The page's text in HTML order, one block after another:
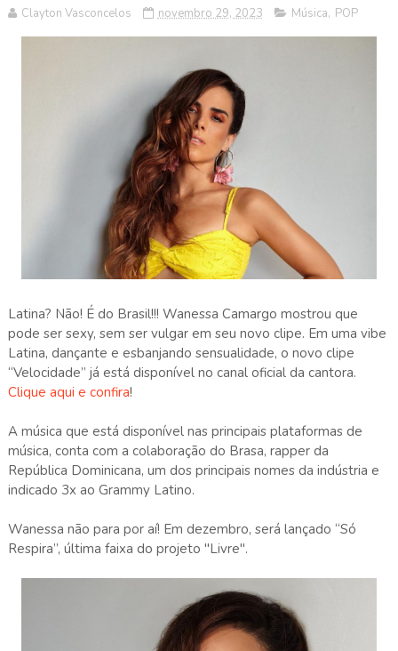
Clayton Vasconcelos novembro 29, 2023 Música, POP
Latina? Não! É do Brasil!!! Wanessa Camargo mostrou que
pode ser sexy, sem ser vulgar em seu novo clipe. Em uma vibe
Latina, dançante e esbanjando sensualidade, o novo clipe
“Velocidade” já está disponível no canal oficial da cantora.
Clique aqui e confira!
A música que está disponível nas principais plataformas de
música, conta com a colaboração do Brasa, rapper da
República Dominicana, um dos principais nomes da indústria e
indicado 3x ao Grammy Latino.
Wanessa não para por aí! Em dezembro, será lançado “Só
Respira”, última faixa do projeto "Livre".